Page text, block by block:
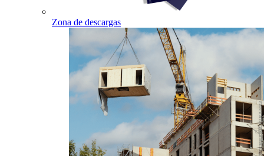
Zona de descargas